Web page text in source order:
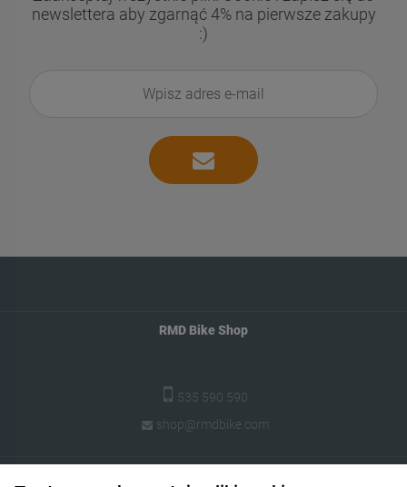
newslettera aby zgarnąć 4% na pierwsze zakupy
:)
RMD Bike Shop
535 590 590
shop@rmdbike.com